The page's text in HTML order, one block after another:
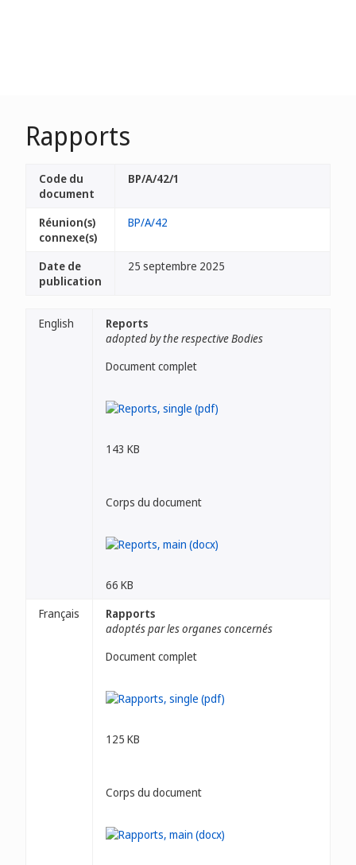
Rapports
Code du
document
BP/A/42/1
Réunion(s)
connexe(s)
BP/A/42
Date de
publication
25 septembre 2025
English
Reports
adopted by the respective Bodies
Document complet
143 KB
Corps du document
66 KB
Français
Rapports
adoptés par les organes concernés
Document complet
125 KB
Corps du document